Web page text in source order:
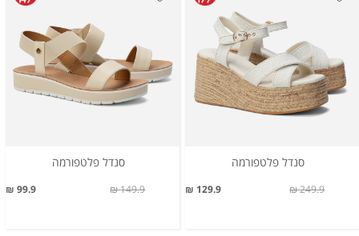
סנדל פלטפורמה
129.9 ₪ 249.9 ₪
סנדל פלטפורמה
99.9 ₪ 149.9 ₪